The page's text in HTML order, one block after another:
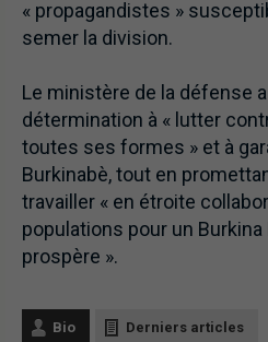
« propagandistes »
semer la division.
Le ministère de la défense
détermination à « lutter
toutes ses formes » et à
Burkinabè, tout en
travailler « en étroite
populations pour un
prospère ».
Bio Derniers articles